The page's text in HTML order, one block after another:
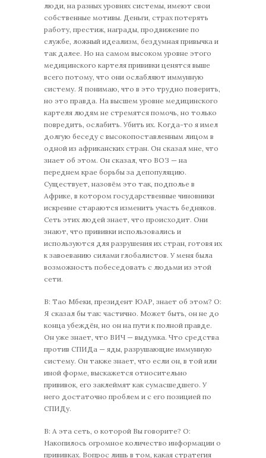
люди, на разных уровнях системы, имеют свои
собственные мотивы. Деньги, страх потерять
работу, престиж, награды, продвижение по
службе, ложный идеализм, бездумная привычка и
так далее. Но на самом высоком уровне этого
медицинского картеля прививки ценятся выше
всего потому, что они ослабляют иммунную
систему. Я понимаю, что в это трудно поверить,
но это правда. На высшем уровне медицинского
картеля людям не стремятся помочь, но только
повредить, ослабить. Убить их. Когда-то я имел
долгую беседу с высокопоставленным лицом в
одной из африканских стран. Он сказал мне, что
знает об этом. Он сказал, что ВОЗ — на
переднем крае борьбы за депопуляцию.
Существует, назовём это так, подполье в
Африке, в котором государственные чиновники
искренне стараются изменить участь бедняков.
Сеть этих людей знает, что происходит. Они
знают, что прививки использовались и
используются для разрушения их стран, готовя их
к завоеванию силами глобалистов. У меня была
возможность побеседовать с людьми из этой
сети.
В: Тао Мбеки, президент ЮАР, знает об этом? О:
Я сказал бы так: частично. Может быть, он не до
конца убеждён, но он на пути к полной правде.
Он уже знает, что ВИЧ — выдумка. Что средства
против СПИДа — яды, разрушающие иммунную
систему. Он также знает, что если он, в той или
иной форме, выскажется относительно
прививок, его заклеймят как сумасшедшего. У
него достаточно проблем и с его позицией по
СПИДу.
В: А эта сеть, о которой Вы говорите? О:
Накопилось огромное количество информации о
прививках. Вопрос лишь в том, какая стратегия